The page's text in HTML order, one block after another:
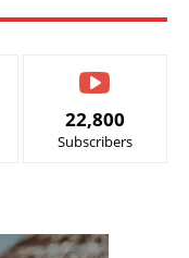
22,800
Subscribers